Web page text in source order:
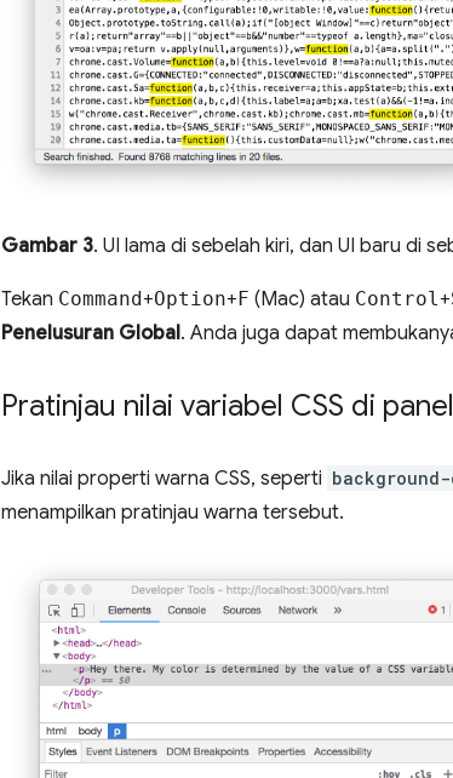
Gambar 3. UI lama di sebelah kiri, dan UI baru di
Tekan Command+Option+F (Mac) atau Control +
Penelusuran Global. Anda juga dapat
Pratinjau nilai variabel CSS di panel
Jika nilai properti warna CSS, seperti
menampilkan pratinjau warna tersebut.